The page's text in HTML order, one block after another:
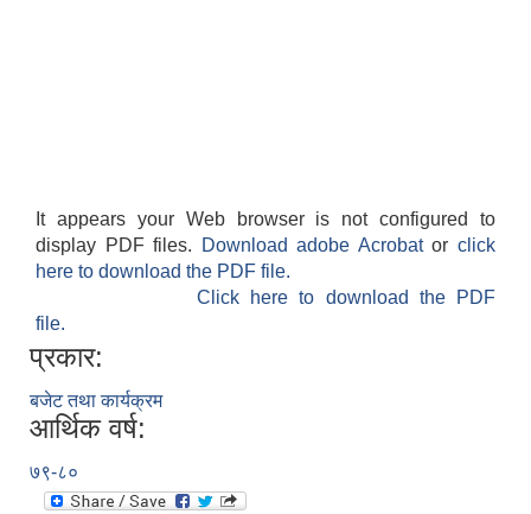
It appears your Web browser is not configured to
display PDF files.
Download adobe Acrobatorclick
here to download the PDF file.
Click here to download the PDF
file.
प्रकार:
बजेट तथा कार्यक्रम
आर्थिक वर्ष:
७९-८०